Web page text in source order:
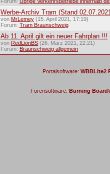
Werbe-Archiv Tram (Stand
von MrLemey(15. April 2021, 17:19)
Forum: Tram Braunschweig
Ab 11. April gilt ein neuer Fahrplan !!!
von RedLionBS(26. März 2021, 22:21)
Forum: Braunschweig allgemein
Portalsoftware: WBBLite2
Forensoftware: Burning